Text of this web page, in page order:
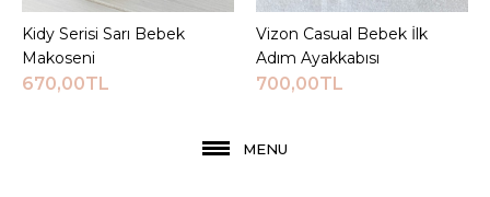
Sepete Ekle
Kidy Serisi Sarı Bebek
Makoseni
670,00TL
Sepete Ekle
Vizon Casual Bebek İlk
Adım Ayakkabısı
700,00TL
MENU